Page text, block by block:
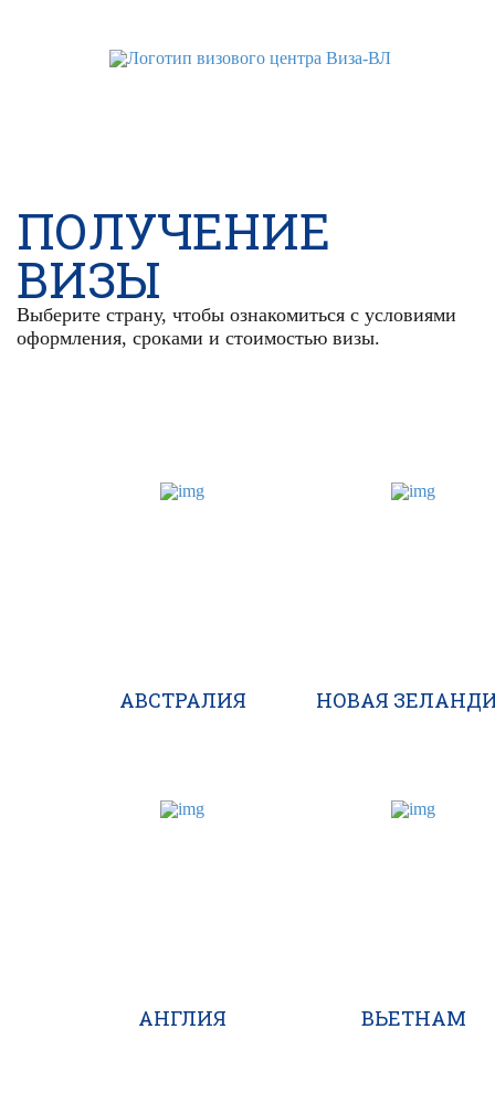
ПОЛУЧЕНИЕ
ВИЗЫ
Выберите страну, чтобы ознакомиться с условиями
оформления, сроками и стоимостью визы.
АВСТРАЛИЯ НОВАЯ
АНГЛИЯ ВЬЕТНАМ